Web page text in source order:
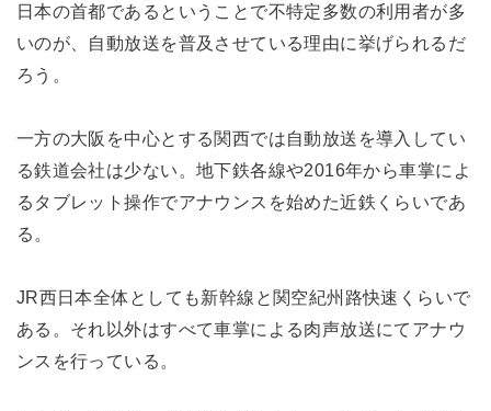
日本の首都であるということで不特定多数の利用者が多
いのが、自動放送を普及させている理由に挙げられるだ
ろう。
一方の大阪を中心とする関西では自動放送を導入してい
る鉄道会社は少ない。地下鉄各線や2016年から車掌によ
るタブレット操作でアナウンスを始めた近鉄くらいであ
る。
JR西日本全体としても新幹線と関空紀州路快速くらいで
ある。それ以外はすべて車掌による肉声放送にてアナウ
ンスを行っている。